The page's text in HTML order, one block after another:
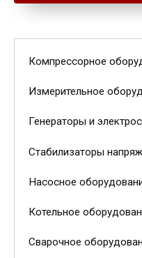
Компрессорное
Измерительное
Генераторы и
Стабилизаторы
Насосное
Котельное
Сварочное